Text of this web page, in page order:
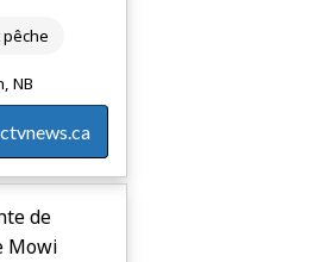
NB
ctvnews.ca
de
Mowi